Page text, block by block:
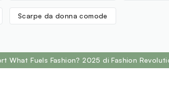
Scarpe da donna comode
What Fuels Fashion? 2025 di Fashion